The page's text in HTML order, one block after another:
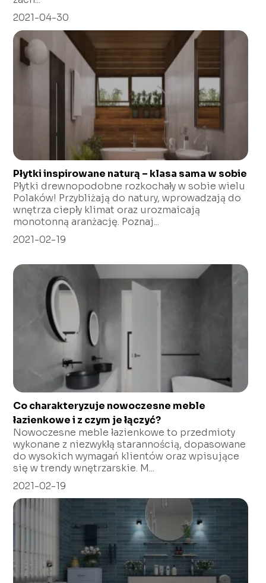
2021-04-30
Płytki inspirowane naturą – klasa sama w sobie
Płytki drewnopodobne rozkochały w sobie wielu
Polaków! Przybliżają do natury, wprowadzają do
wnętrza ciepły klimat oraz urozmaicają
monotonną aranżację. Poznaj...
2021-02-19
Co charakteryzuje nowoczesne meble
łazienkowe i z czym je łączyć?
Nowoczesne meble łazienkowe to przedmioty
wykonane z niezwykłą starannością, dopasowane
do wysokich wymagań klientów oraz wpisujące
się w trendy wnętrzarskie. M...
2021-02-19